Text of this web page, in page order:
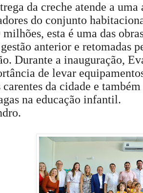
da creche atende a uma
do conjunto
milhões, esta é uma das
anterior e retomadas
Durante a inauguração,
de levar
carentes da cidade e
na educação infantil.